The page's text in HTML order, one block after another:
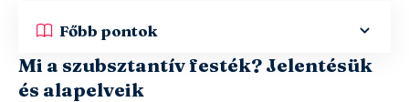
Főbb pontok
Mi a szubsztantív festék? Jelentésük
és alapelveik